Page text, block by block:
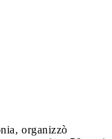
organizzò